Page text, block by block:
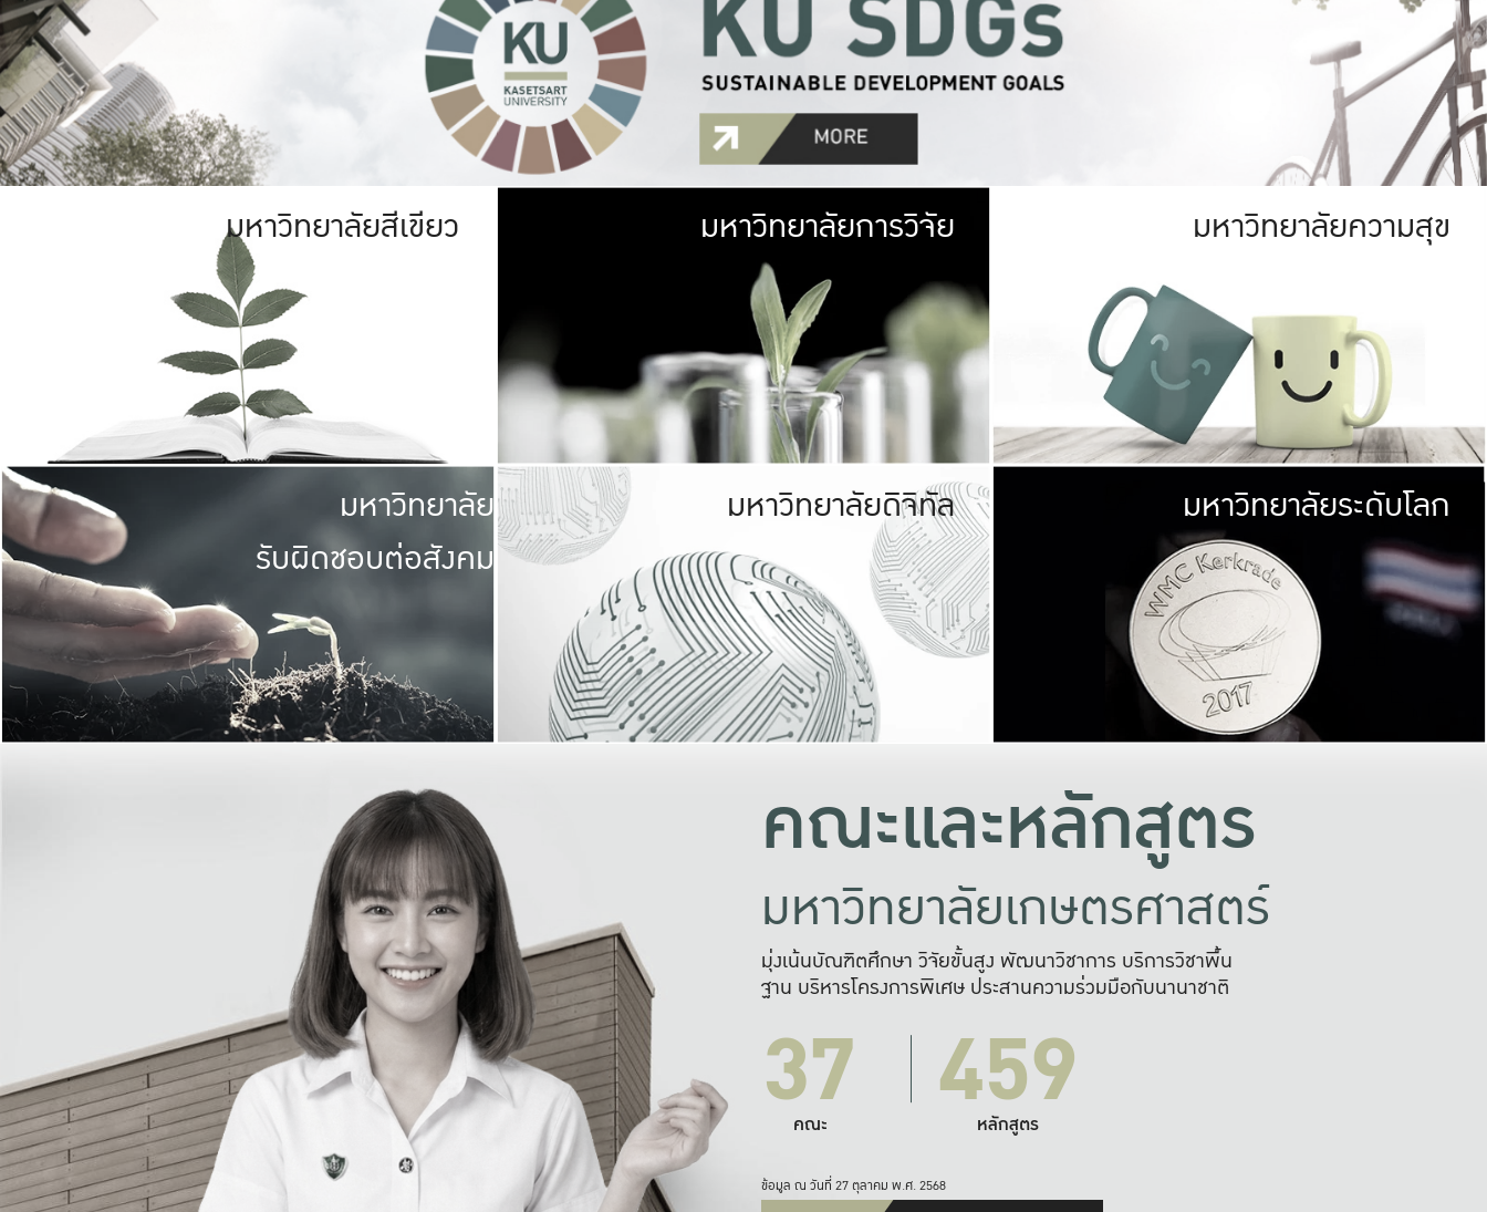
มหาวิทยาลัยสีเขียว มหาวิทยาลัย
เกษตรศาสตร์ มีพื้นที่เขียวสดใส หนาแน่น
เป็นป่าในเมือง (URBAN FOREST)
เกษตรในเมือง (URBAN AGRICULTURE)
ที่นับรวมกันได้ประมาณ 1,400 ไร่
มหาวิทยาลัยการวิจัย มหาวิทยาลัย
ให้กับประชาชน
มหาวิทยาลัยความสุข
มหาวิทยาลัย
รับผิดชอบต่อสังคม
มหาวิทยาลัยรับผิดชอบต่อสังคม
ร่วมมือกับชุมชน เพื่อความกินดีอยู่ดี
และความสุขอย่างยั่งยืน
มองปัญหาในภาพกว้าง
แก้ไขจากปัญหาจุดเล็กๆ
มหาวิทยาลัยดิจิทัล มหาวิทยา
พร้อมที่จ
และผลักดันในการใช้ระบบส
เพื่อการทำงานแ
มหาวิทยาลัยระดับโลก
คณะและหลักสูตร
มหาวิทยาลัยเกษตรศาสตร์
มุ่งเน้นบัณฑิตศึกษา วิจัยขั้นสูง พัฒนาวิชาการ บริการวิชาพื้น
ฐาน บริหารโครงการพิเศษ ประสานความร่วมมือกับนานาชาติ
37
คณะ 459
หลักสูตร
ข้อมูล ณ วันที่ 27 ตุลาคม พ.ศ. 2568